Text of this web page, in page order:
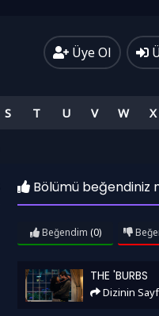
Üye Ol
S T U V W X
Bölümü beğendiniz
Beğendim (0)
The 'Burbs THE 'BURBS
Dizinin